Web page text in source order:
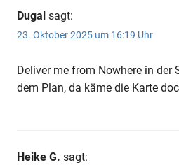
Dugal sagt:
23. Oktober 2025 um 16:19 Uhr
Deliver me from Nowhere in der
dem Plan, da käme die Karte
Heike G. sagt: